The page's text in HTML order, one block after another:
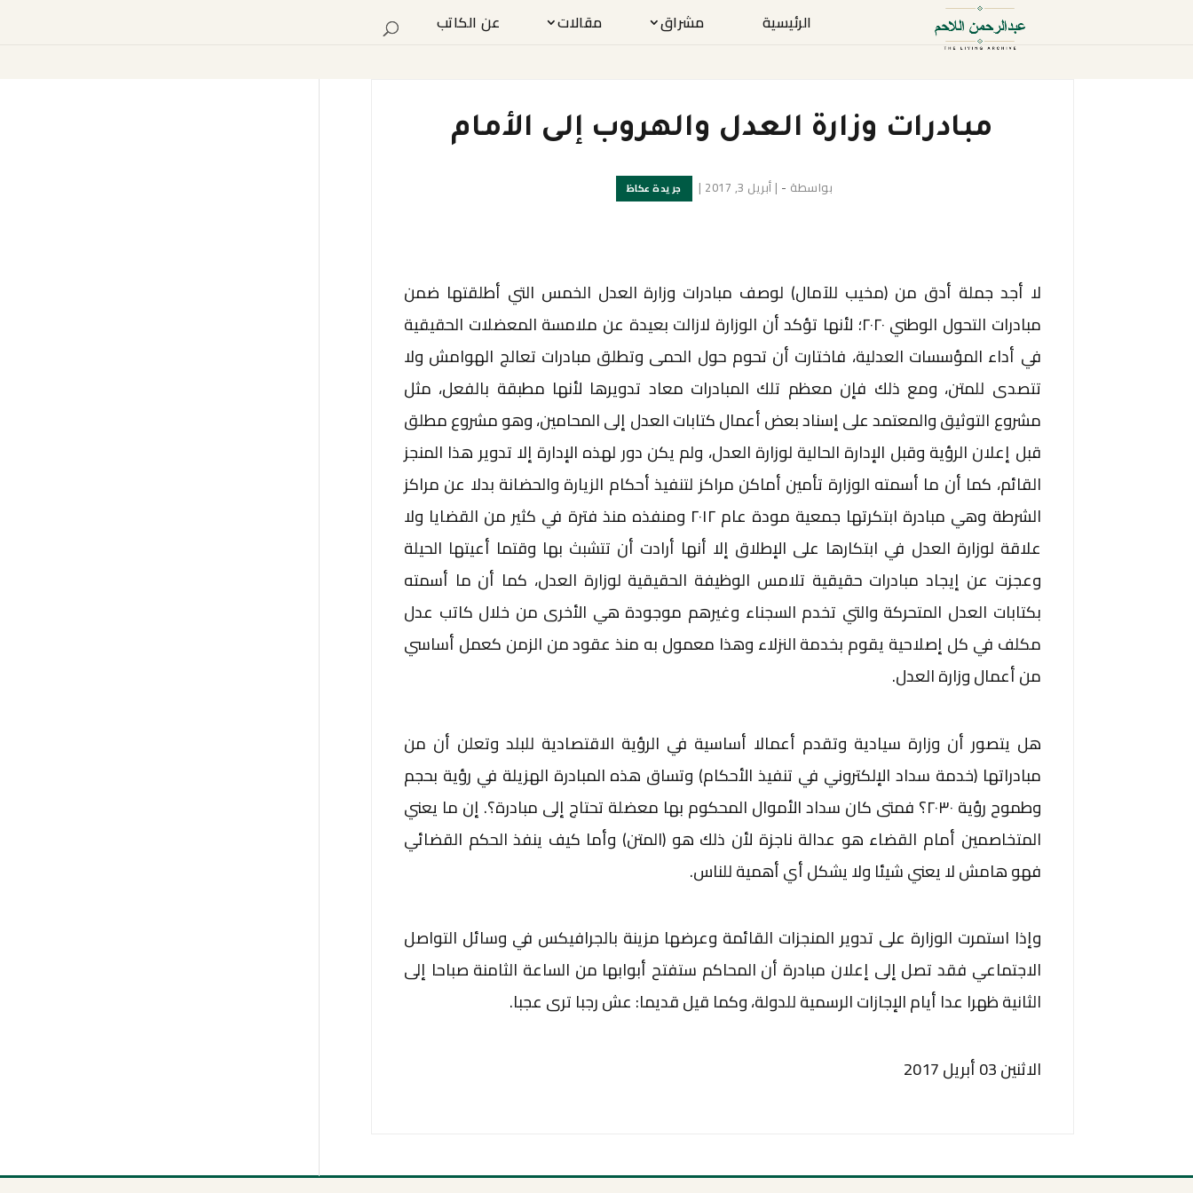
الرئيسية مشراق مقالات عن الكاتب
مبادرات وزارة العدل والهروب إلى الأمام
بواسطة -
| أبريل 3, 2017 | جريدة عكاظ
لا أجد جملة أدق من (مخيب للآمال) لوصف مبادرات وزارة العدل الخمس التي أطلقتها ضمن
مبادرات التحول الوطني ٢٠٢٠؛ لأنها تؤكد أن الوزارة لازالت بعيدة عن ملامسة المعضلات الحقيقية
في أداء المؤسسات العدلية، فاختارت أن تحوم حول الحمى وتطلق مبادرات تعالج الهوامش ولا
تتصدى للمتن، ومع ذلك فإن معظم تلك المبادرات معاد تدويرها لأنها مطبقة بالفعل، مثل
مشروع التوثيق والمعتمد على إسناد بعض أعمال كتابات العدل إلى المحامين، وهو مشروع مطلق
قبل إعلان الرؤية وقبل الإدارة الحالية لوزارة العدل، ولم يكن دور لهذه الإدارة إلا تدوير هذا المنجز
القائم، كما أن ما أسمته الوزارة تأمين أماكن مراكز لتنفيذ أحكام الزيارة والحضانة بدلا عن مراكز
الشرطة وهي مبادرة ابتكرتها جمعية مودة عام ٢٠١٢ ومنفذه منذ فترة في كثير من القضايا ولا
علاقة لوزارة العدل في ابتكارها على الإطلاق إلا أنها أرادت أن تتشبث بها وقتما أعيتها الحيلة
وعجزت عن إيجاد مبادرات حقيقية تلامس الوظيفة الحقيقية لوزارة العدل، كما أن ما أسمته
بكتابات العدل المتحركة والتي تخدم السجناء وغيرهم موجودة هي الأخرى من خلال كاتب عدل
مكلف في كل إصلاحية يقوم بخدمة النزلاء وهذا معمول به منذ عقود من الزمن كعمل أساسي
من أعمال وزارة العدل.
هل يتصور أن وزارة سيادية وتقدم أعمالا أساسية في الرؤية الاقتصادية للبلد وتعلن أن من
مبادراتها (خدمة سداد الإلكتروني في تنفيذ الأحكام) وتساق هذه المبادرة الهزيلة في رؤية بحجم
وطموح رؤية ٢٠٣٠؟ فمتى كان سداد الأموال المحكوم بها معضلة تحتاج إلى مبادرة؟. إن ما يعني
المتخاصمين أمام القضاء هو عدالة ناجزة لأن ذلك هو (المتن) وأما كيف ينفذ الحكم القضائي
فهو هامش لا يعني شيئا ولا يشكل أي أهمية للناس.
وإذا استمرت الوزارة على تدوير المنجزات القائمة وعرضها مزينة بالجرافيكس في وسائل التواصل
الاجتماعي فقد تصل إلى إعلان مبادرة أن المحاكم ستفتح أبوابها من الساعة الثامنة صباحا إلى
الثانية ظهرا عدا أيام الإجازات الرسمية للدولة، وكما قيل قديما: عش رجبا ترى عجبا.
الاثنين 03 أبريل 2017